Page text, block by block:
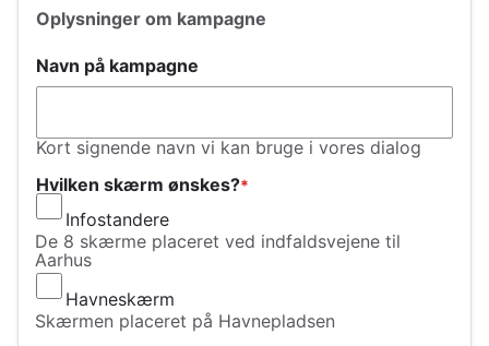
Oplysninger om kampagne
Navn på kampagne
Kort signende navn vi kan bruge i vores dialog
Hvilken skærm ønskes?
Infostandere
De 8 skærme placeret ved indfaldsvejene til
Aarhus
Havneskærm
Skærmen placeret på Havnepladsen